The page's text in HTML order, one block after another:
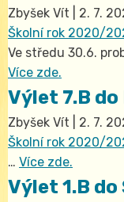
Zbyšek Vít 2. 7.
Školní rok 2020/
Ve středu 30.6.
Více zde.
Výlet 7.B
Zbyšek Vít 2. 7.
Školní rok 2020/
… Více zde.
Výlet 1.B do